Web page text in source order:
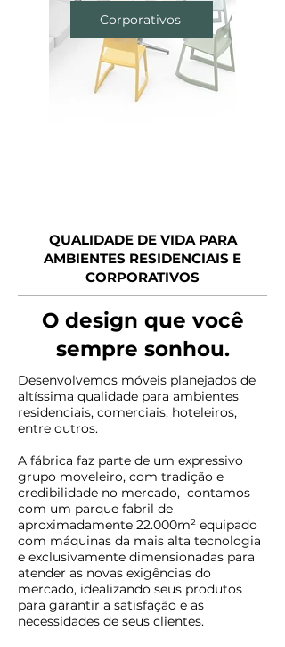
Corporativos
QUALIDADE DE VIDA PARA
AMBIENTES RESIDENCIAIS E
CORPORATIVOS
O design que você
sempre sonhou.
Desenvolvemos móveis planejados de
altíssima qualidade para ambientes
residenciais, comerciais, hoteleiros,
entre outros.
A fábrica faz parte de um expressivo
grupo moveleiro, com tradição e
credibilidade no mercado, contamos
com um parque fabril de
aproximadamente 22.000m² equipado
com máquinas da mais alta tecnologia
e exclusivamente dimensionadas para
atender as novas exigências do
mercado, idealizando seus produtos
para garantir a satisfação e as
necessidades de seus clientes.